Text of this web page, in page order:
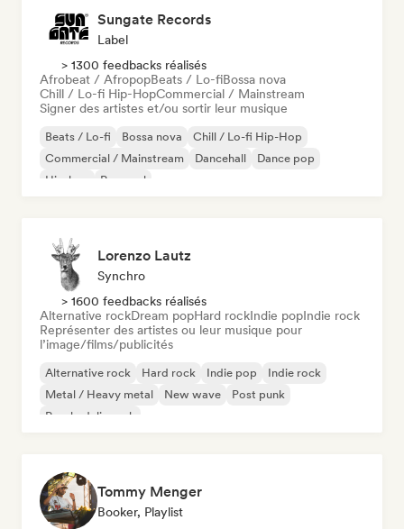
Sungate Records
Label
> 1300 feedbacks réalisés
Afrobeat / AfropopBeats / Lo-fiBossa nova
Chill / Lo-fi Hip-HopCommercial / Mainstream
Signer des artistes et/ou sortir leur musique
Beats / Lo-fi Bossa nova
Chill / Lo-fi Hip-Hop
Commercial / Mainstream
Dancehall
Dance pop
Hip-hop
Pop soul
Lorenzo Lautz
Synchro
> 1600 feedbacks réalisés
Alternative rockDream popHard rockIndie popIndie rock
Représenter des artistes ou leur musique pour
l’image/films/publicités
Alternative rock Hard rock Indie pop
Indie rock
Metal / Heavy metal
New wave
Post punk
Psychedelic rock
Tommy Menger
Booker, Playlist